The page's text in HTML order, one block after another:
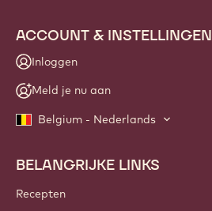
ACCOUNT & INSTELLINGEN
Inloggen
Meld je nu aan
Belgium - Nederlands
Footer
Callebaut
BELANGRIJKE LINKS
Recepten